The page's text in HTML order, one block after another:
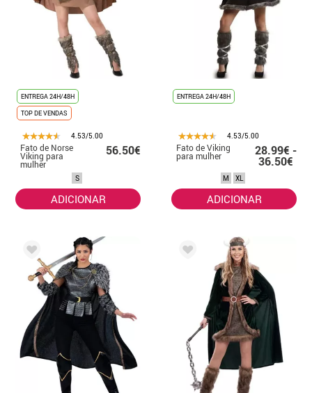
ENTREGA 24H/48H
TOP DE VENDAS
4.53/5.00
Fato de Norse
Viking para
mulher
56.50€
S
ADICIONAR
ENTREGA 24H/48H
4.53/5.00
Fato de Viking
para mulher 28.99€ -
36.50€
M XL
ADICIONAR